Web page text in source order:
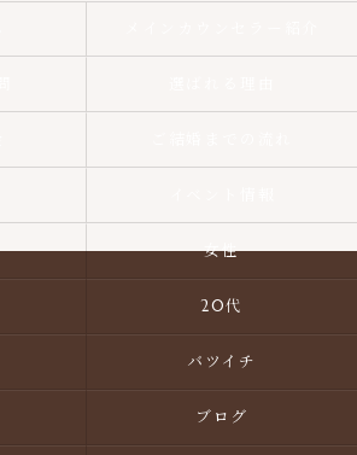
女性
20代
バツイチ
ブログ